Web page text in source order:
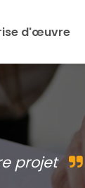
d'œuvre
projet